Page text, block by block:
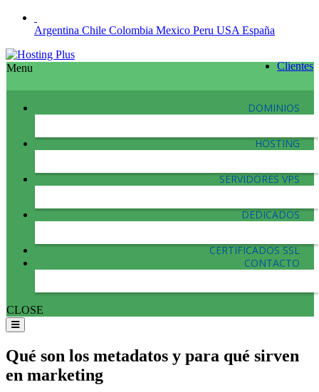
Argentina Chile Colombia Mexico Peru USA España
Clientes
Menu
DOMINIOS
HOSTING
SERVIDORES VPS
DEDICADOS
CERTIFICADOS SSL
CONTACTO
CLOSE
Qué son los metadatos y para qué sirven
en marketing